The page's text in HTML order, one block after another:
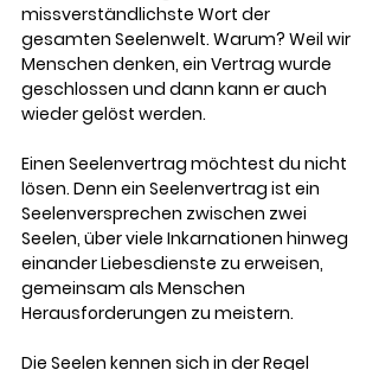
missverständlichste Wort der
gesamten Seelenwelt. Warum? Weil wir
Menschen denken, ein Vertrag wurde
geschlossen und dann kann er auch
wieder gelöst werden.
Einen Seelenvertrag möchtest du nicht
lösen. Denn ein Seelenvertrag ist ein
Seelenversprechen zwischen zwei
Seelen, über viele Inkarnationen hinweg
einander Liebesdienste zu erweisen,
gemeinsam als Menschen
Herausforderungen zu meistern.
Die Seelen kennen sich in der Regel